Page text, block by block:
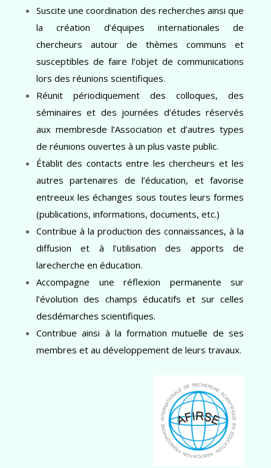
Suscite une coordination des recherches ainsi que
la création d’équipes internationales de
chercheurs autour de thèmes communs et
susceptibles de faire l’objet de communications
lors des réunions scientifiques.
Réunit périodiquement des colloques, des
séminaires et des journées d’études réservés
aux membresde l’Association et d’autres types
de réunions ouvertes à un plus vaste public.
Établit des contacts entre les chercheurs et les
autres partenaires de l’éducation, et favorise
entreeux les échanges sous toutes leurs formes
(publications, informations, documents, etc.)
Contribue à la production des connaissances, à la
diffusion et à l’utilisation des apports de
larecherche en éducation.
Accompagne une réflexion permanente sur
l’évolution des champs éducatifs et sur celles
desdémarches scientifiques.
Contribue ainsi à la formation mutuelle de ses
membres et au développement de leurs travaux.